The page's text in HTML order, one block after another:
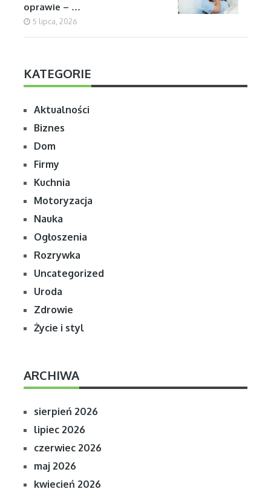
oprawie – …
5 lipca, 2026
KATEGORIE
Aktualności
Biznes
Dom
Firmy
Kuchnia
Motoryzacja
Nauka
Ogłoszenia
Rozrywka
Uncategorized
Uroda
Zdrowie
Życie i styl
ARCHIWA
sierpień 2026
lipiec 2026
czerwiec 2026
maj 2026
kwiecień 2026